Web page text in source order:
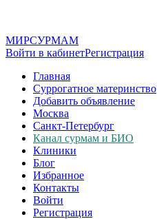
МИРСУРМАМ
Войти в кабинетРегистрация
Главная
Суррогатное материнство
Добавить объявление
Москва
Санкт-Петербург
Канал сурмам и БИО
Клиники
Блог
Избранное
Контакты
Войти
Регистрация